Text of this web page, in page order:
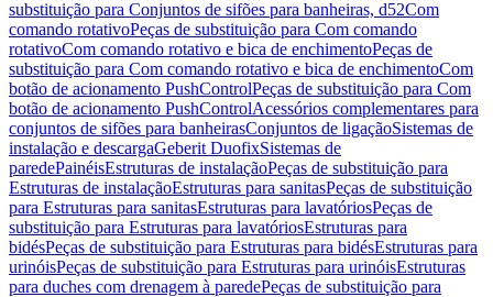
substituição para Conjuntos de sifões para banheiras, d52Com
comando rotativoPeças de substituição para Com comando
rotativoCom comando rotativo e bica de enchimentoPeças de
substituição para Com comando rotativo e bica de enchimentoCom
botão de acionamento PushControlPeças de substituição para Com
botão de acionamento PushControlAcessórios complementares para
conjuntos de sifões para banheirasConjuntos de ligaçãoSistemas de
instalação e descargaGeberit DuofixSistemas de
paredePainéisEstruturas de instalaçãoPeças de substituição para
Estruturas de instalaçãoEstruturas para sanitasPeças de substituição
para Estruturas para sanitasEstruturas para lavatóriosPeças de
substituição para Estruturas para lavatóriosEstruturas para
bidésPeças de substituição para Estruturas para bidésEstruturas para
urinóisPeças de substituição para Estruturas para urinóisEstruturas
para duches com drenagem à paredePeças de substituição para